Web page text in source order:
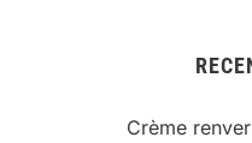
Crème